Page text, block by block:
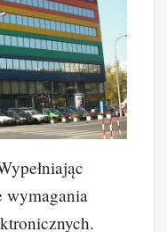
wymagania